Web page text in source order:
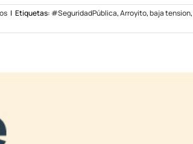
| Etiquetas: #SeguridadPública,Arroyito,baja tension,